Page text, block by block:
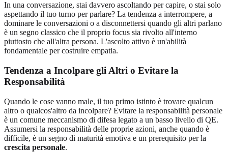
In una conversazione, stai davvero ascoltando per capire, o stai solo
aspettando il tuo turno per parlare? La tendenza a interrompere, a
dominare le conversazioni o a disconnettersi quando gli altri parlano
è un segno classico che il proprio focus sia rivolto all'interno
piuttosto che all'altra persona. L'ascolto attivo è un'abilità
fondamentale per costruire empatia.
Tendenza a Incolpare gli Altri o Evitare la
Responsabilità
Quando le cose vanno male, il tuo primo istinto è trovare qualcun
altro o qualcos'altro da incolpare? Evitare la responsabilità personale
è un comune meccanismo di difesa legato a un basso livello di QE.
Assumersi la responsabilità delle proprie azioni, anche quando è
difficile, è un segno di maturità emotiva e un prerequisito per la
crescita personale.